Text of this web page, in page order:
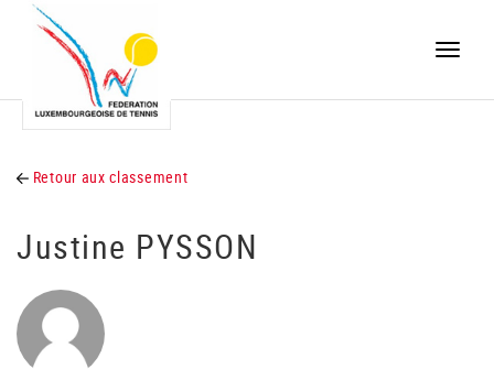
Toggle
Retour aux classement
Justine PYSSON